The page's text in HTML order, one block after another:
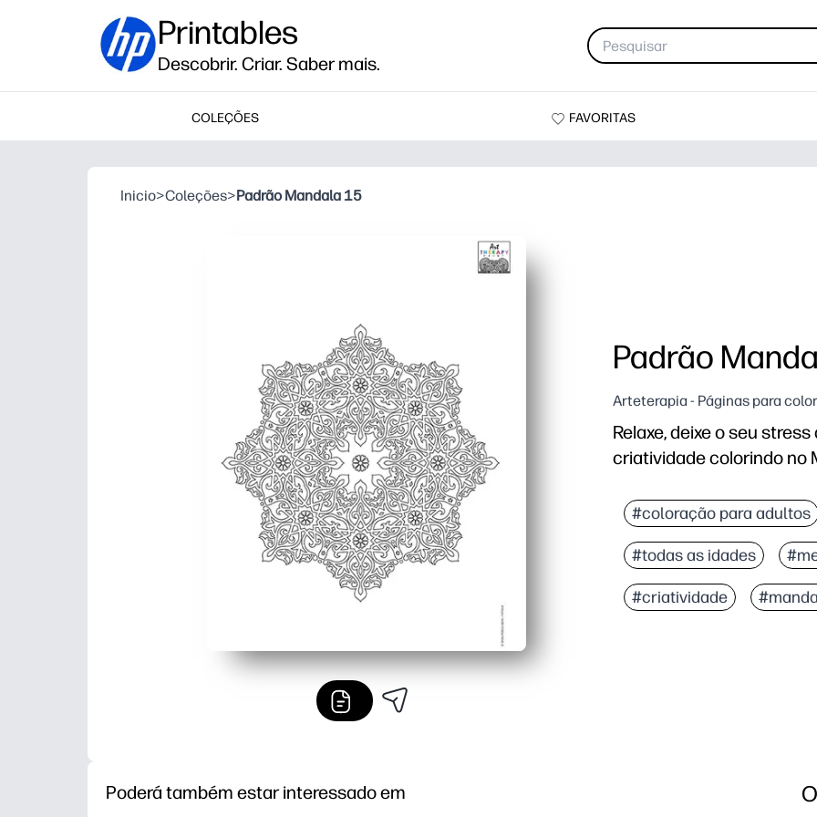
Printables
Descobrir. Criar. Saber mais.
COLEÇÕES FAVORITAS
Inicio>Coleções>Padrão Mandala 15
Padrão
Arteterapia - Páginas para
Relaxe, deixe o seu
criatividade colorindo no
Sem preparação -
Incentiva o foco e o
Constrói controle
Reutilizável e flexível -
#coloração para adultos
#todas as idades
#criatividade
Poderá também estar interessado em